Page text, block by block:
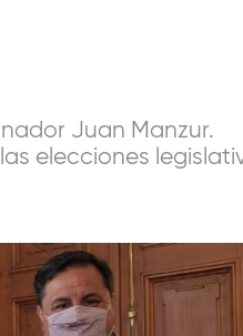
Juan Manzur.
elecciones